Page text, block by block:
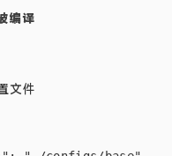
编译
文件